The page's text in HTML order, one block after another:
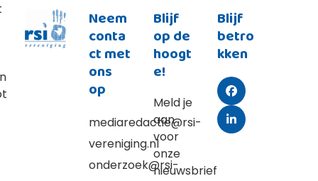
Neem
conta
ct met
ons
op
mediaredactie@rsi-
vereniging.nl
onderzoek@rsi-
Blijf
op de
hoogt
e!
Meld je
aan
voor
onze
nieuwsbrief
Blijf
betro
kken
Facebook
LinkedIn